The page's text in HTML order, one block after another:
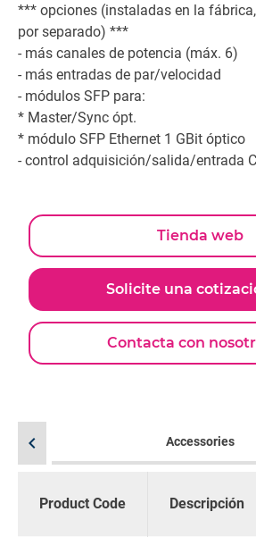
*** opciones (instaladas en la
por separado) ***
- más canales de potencia (máx. 6)
- más entradas de par/velocidad
- módulos SFP para:
* Master/Sync ópt.
* módulo SFP Ethernet 1 GBit óptico
- control adquisición/salida/entrada
Tienda web
Solicite una
Contacta con
chevron_left Accessories
Product Code Descripción